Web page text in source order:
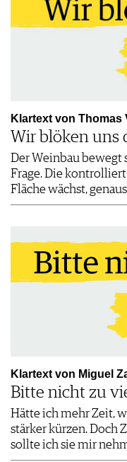
Klartext von Thomas
Wir blöken uns
Der Weinbau bewegt
Frage. Die
Fläche wächst,
Klartext von Miguel
Bitte nicht zu
Hätte ich mehr Zeit,
stärker kürzen. Doch
sollte ich sie mir